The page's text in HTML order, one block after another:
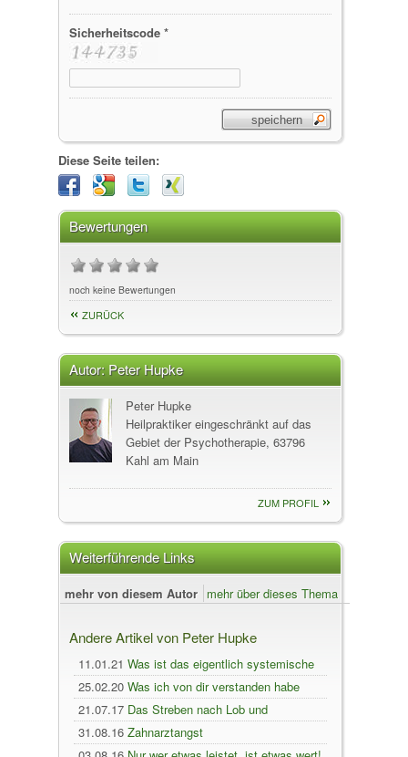
Sicherheitscode *
Diese Seite teilen:
Bewertungen
noch keine Bewertungen
ZURÜCK
Autor:Peter Hupke
Peter Hupke
Heilpraktiker eingeschränkt auf das
Gebiet der Psychotherapie, 63796
Kahl am Main
ZUM PROFIL
Weiterführende Links
mehr von diesem Autor mehr über dieses Thema
Andere Artikel von Peter Hupke
11.01.21 Was ist das eigentlich systemische
Beratung?
25.02.20 Was ich von dir verstanden habe
21.07.17 Das Streben nach Lob und
Anerkennung hält klein
31.08.16 Zahnarztangst